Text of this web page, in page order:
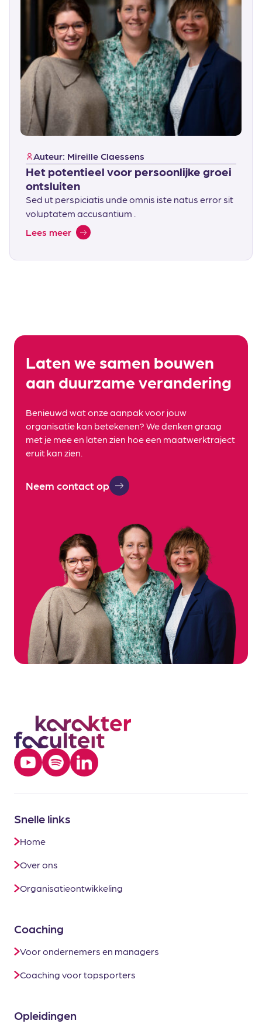
Auteur: Mireille Claessens
Het potentieel voor persoonlijke groei
ontsluiten
Sed ut perspiciatis unde omnis iste natus error sit
voluptatem accusantium .
Lees meer
Laten we samen bouwen
aan duurzame verandering
Benieuwd wat onze aanpak voor jouw
organisatie kan betekenen? We denken graag
met je mee en laten zien hoe een maatwerktraject
eruit kan zien.
Neem contact op
Snelle links
Home
Over ons
Organisatieontwikkeling
Coaching
Voor ondernemers en managers
Coaching voor topsporters
Opleidingen